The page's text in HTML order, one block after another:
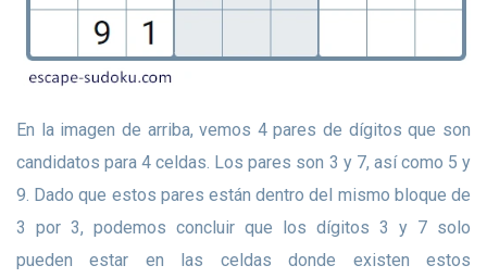
En la imagen de arriba, vemos 4 pares de dígitos que son
candidatos para 4 celdas. Los pares son 3 y 7, así como 5 y
9. Dado que estos pares están dentro del mismo bloque de
3 por 3, podemos concluir que los dígitos 3 y 7 solo
pueden estar en las celdas donde existen estos